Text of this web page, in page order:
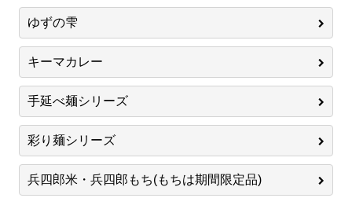
ゆずの雫
キーマカレー
手延べ麺シリーズ
彩り麺シリーズ
兵四郎米・兵四郎もち(もちは期間限定品)